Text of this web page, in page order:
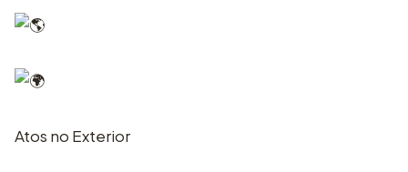
Atos no Exterior